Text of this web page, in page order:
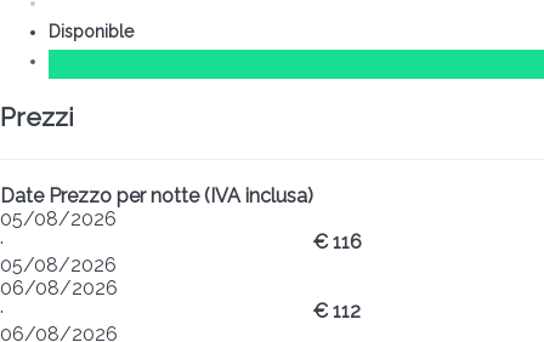
Disponible
Prezzi
Date Prezzo per notte (IVA inclusa)
05/08/2026
·
05/08/2026
€ 116
06/08/2026
·
06/08/2026
€ 112